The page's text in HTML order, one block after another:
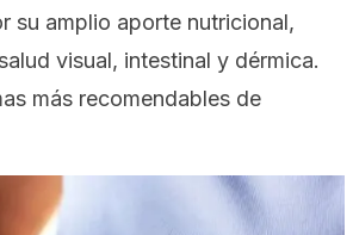
su amplio aporte nutricional,
visual, intestinal y dérmica.
más recomendables de